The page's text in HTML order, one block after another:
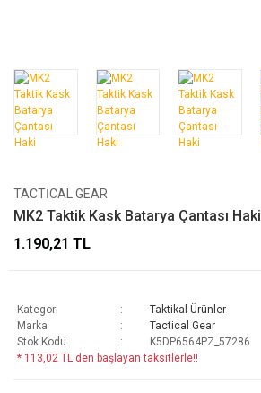
TACTICAL GEAR
MK2 Taktik Kask Batarya Çantası Haki
1.190,21 TL
Kategori
Taktikal Ürünler
Marka
Tactical Gear
Stok Kodu
K5DP6564PZ_57286
* 113,02 TL den başlayan taksitlerle!!